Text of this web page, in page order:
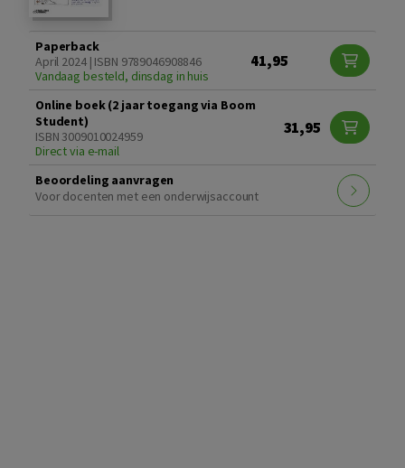
Paperback
April 2024 | ISBN 9789046908846
Vandaag besteld, dinsdag in huis
41,95
Online boek (2 jaar toegang via Boom
Student)
ISBN 3009010024959
Direct via e-mail
31,95
Beoordeling aanvragen
Voor docenten met een onderwijsaccount